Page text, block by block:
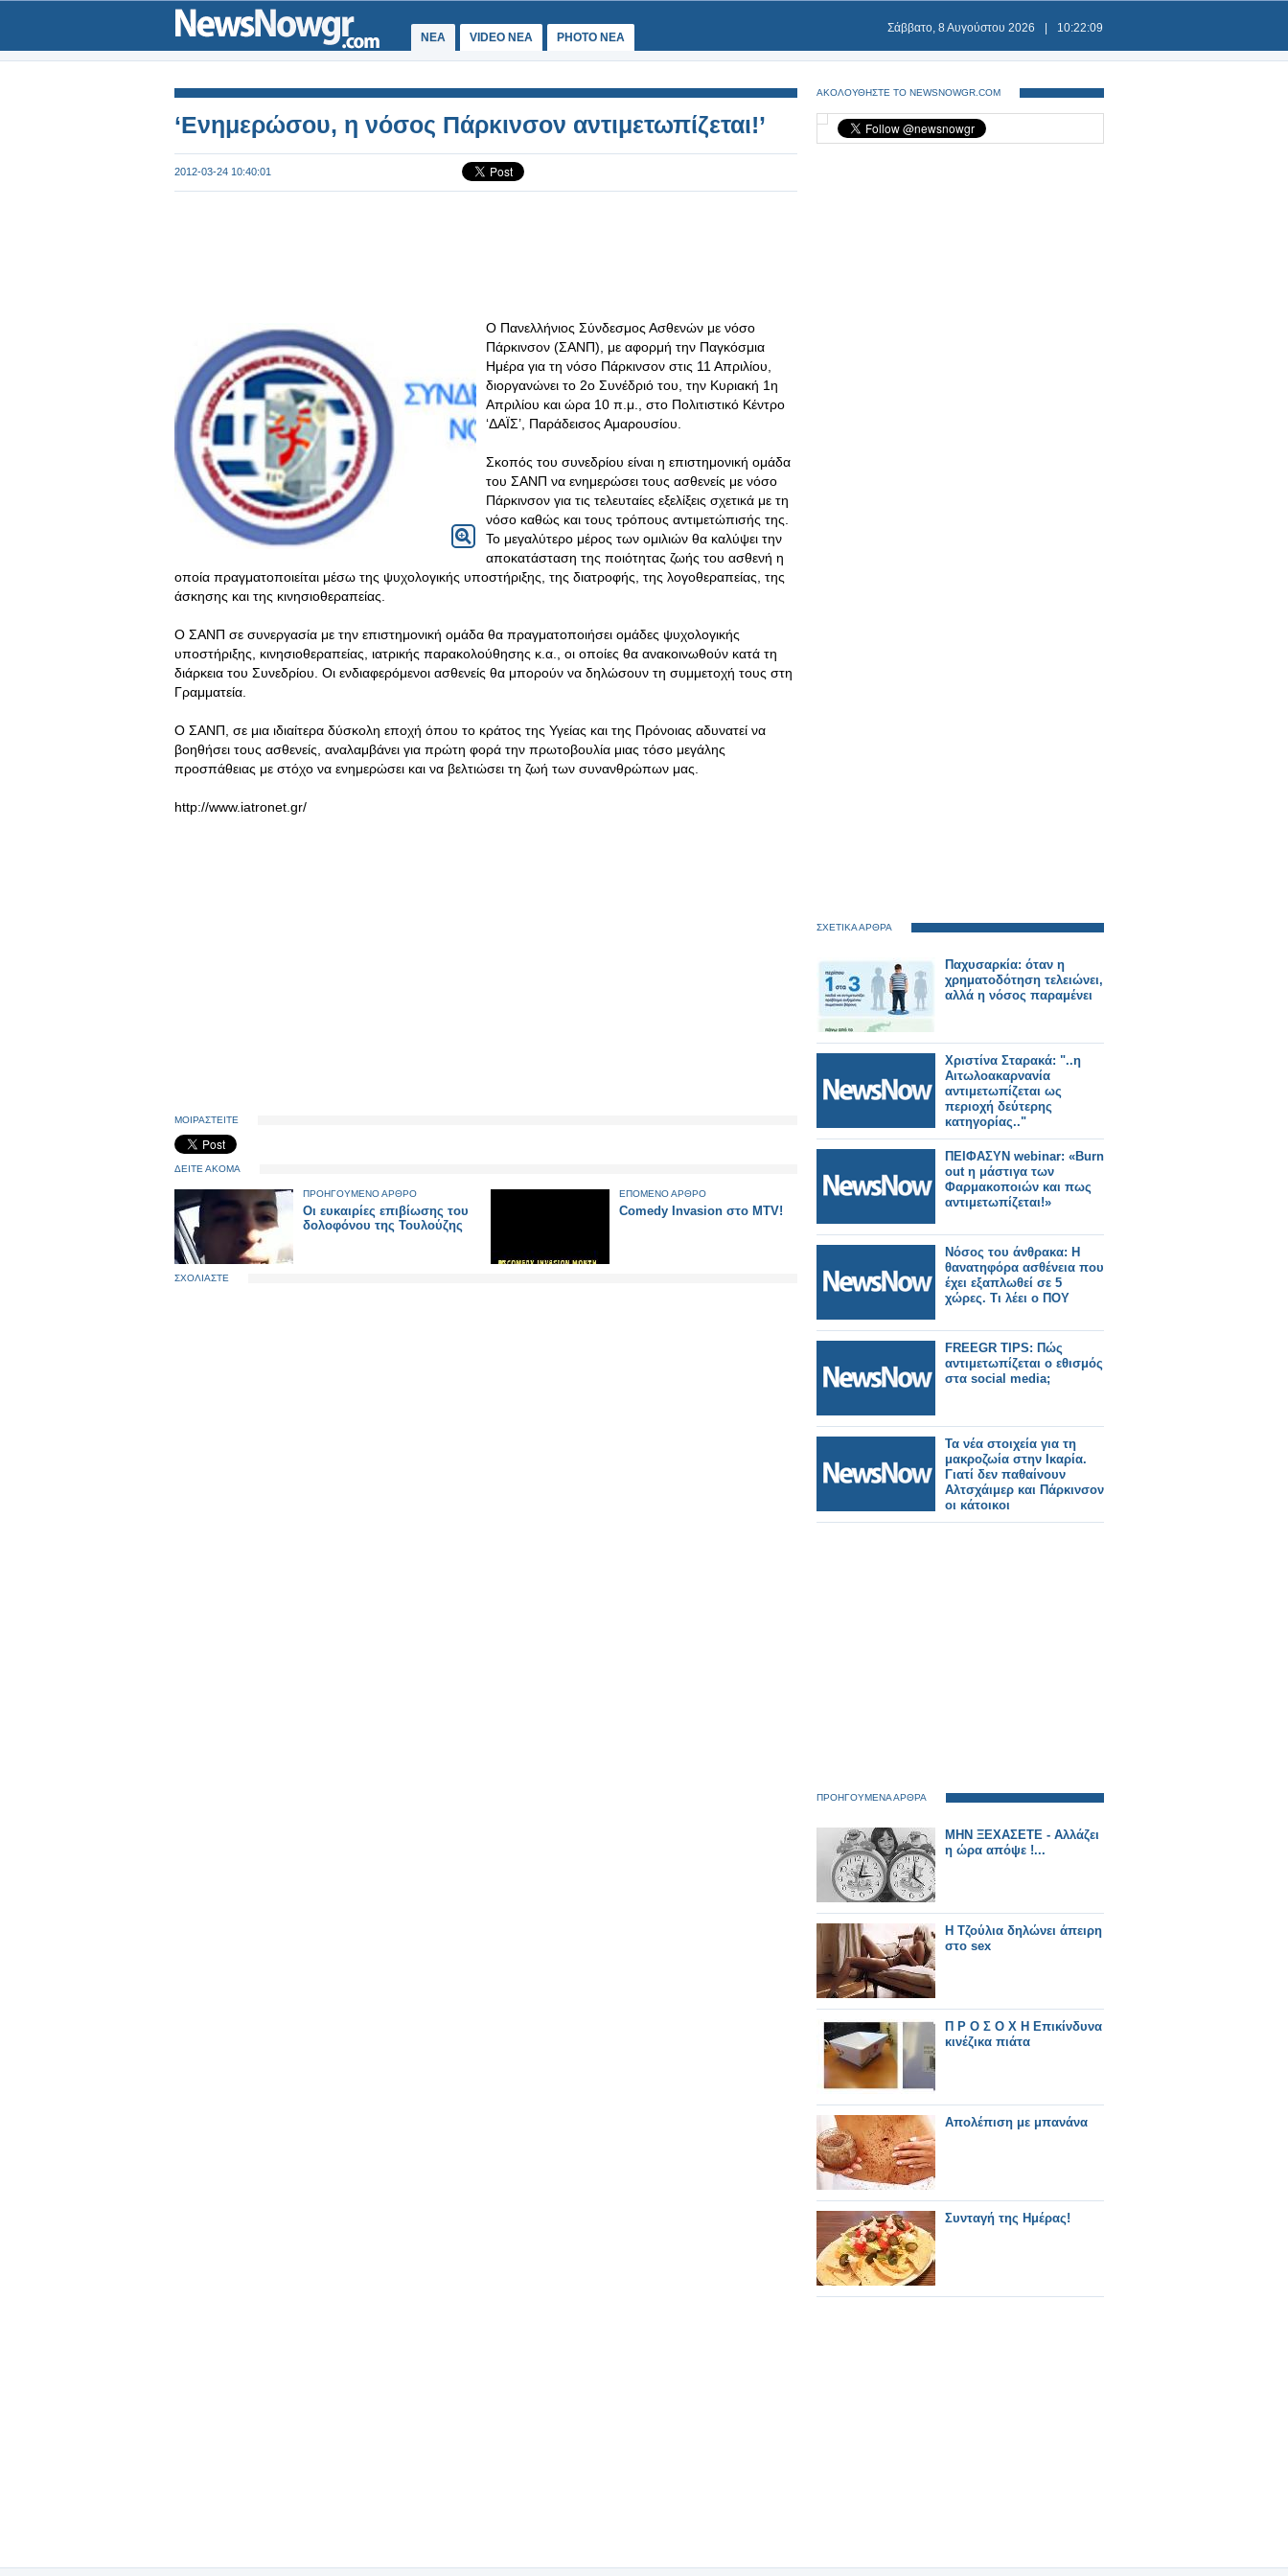
ΝΕΑ VIDEO NEA PHOTO NEA
Σάββατο, 8 Αυγούστου 2026 10:22:09
‘Ενημερώσου, η νόσος Πάρκινσον αντιμετωπίζεται!’
2012-03-24 10:40:01
Ο Πανελλήνιος Σύνδεσμος Ασθενών με νόσο
Πάρκινσον (ΣΑΝΠ), με αφορμή την Παγκόσμια
Ημέρα για τη νόσο Πάρκινσον στις 11 Απριλίου,
διοργανώνει το 2ο Συνέδριό του, την Κυριακή 1η
Απριλίου και ώρα 10 π.μ., στο Πoλιτιστικό Κέντρο
‘ΔΑΪΣ’, Παράδεισος Αμαρουσίου.
Σκοπός του συνεδρίου είναι η επιστημονική ομάδα
του ΣΑΝΠ να ενημερώσει τους ασθενείς με νόσο
Πάρκινσον για τις τελευταίες εξελίξεις σχετικά με τη
νόσο καθώς και τους τρόπους αντιμετώπισής της.
Το μεγαλύτερο μέρος των ομιλιών θα καλύψει την
αποκατάσταση της ποιότητας ζωής του ασθενή η
οποία πραγματοποιείται μέσω της ψυχολογικής υποστήριξης, της διατροφής, της λογοθεραπείας, της
άσκησης και της κινησιοθεραπείας.
Ο ΣΑΝΠ σε συνεργασία με την επιστημονική ομάδα θα πραγματοποιήσει ομάδες ψυχολογικής
υποστήριξης, κινησιοθεραπείας, ιατρικής παρακολούθησης κ.α., οι οποίες θα ανακοινωθούν κατά τη
διάρκεια του Συνεδρίου. Οι ενδιαφερόμενοι ασθενείς θα μπορούν να δηλώσουν τη συμμετοχή τους στη
Γραμματεία.
Ο ΣΑΝΠ, σε μια ιδιαίτερα δύσκολη εποχή όπου το κράτος της Υγείας και της Πρόνοιας αδυνατεί να
βοηθήσει τους ασθενείς, αναλαμβάνει για πρώτη φορά την πρωτοβουλία μιας τόσο μεγάλης
προσπάθειας με στόχο να ενημερώσει και να βελτιώσει τη ζωή των συνανθρώπων μας.
http://www.iatronet.gr/
ΜΟΙΡΑΣΤΕΙΤΕ
ΔΕΙΤΕ ΑΚΟΜΑ
ΠΡΟΗΓΟΥΜΕΝΟ ΑΡΘΡΟ
Οι ευκαιρίες επιβίωσης του
δολοφόνου της Τουλούζης
ΕΠΟΜΕΝΟ ΑΡΘΡΟ
Comedy Invasion στο MTV!
ΣΧΟΛΙΑΣΤΕ
ΑΚΟΛΟΥΘΗΣΤΕ ΤΟ NEWSNOWGR.COM
ΣΧΕΤΙΚΑ ΑΡΘΡΑ
Παχυσαρκία: όταν η
χρηματοδότηση τελειώνει,
αλλά η νόσος παραμένει
Χριστίνα Σταρακά: "..η
Αιτωλοακαρνανία
αντιμετωπίζεται ως
περιοχή δεύτερης
κατηγορίας.."
ΠΕΙΦΑΣΥΝ webinar: «Burn
out η μάστιγα των
Φαρμακοποιών και πως
αντιμετωπίζεται!»
Νόσος του άνθρακα: H
θανατηφόρα ασθένεια που
έχει εξαπλωθεί σε 5
χώρες. Τι λέει ο ΠΟΥ
FREEGR TIPS: Πώς
αντιμετωπίζεται ο εθισμός
στα social media;
Τα νέα στοιχεία για τη
μακροζωία στην Ικαρία.
Γιατί δεν παθαίνουν
Αλτσχάιμερ και Πάρκινσον
οι κάτοικοι
ΠΡΟΗΓΟΥΜΕΝΑ ΑΡΘΡΑ
ΜΗΝ ΞΕΧΑΣΕΤΕ - Αλλάζει
η ώρα απόψε !...
Η Τζούλια δηλώνει άπειρη
στο sex
Π Ρ Ο Σ Ο Χ Η Επικίνδυνα
κινέζικα πιάτα
Απολέπιση με μπανάνα
Συνταγή της Ημέρας!